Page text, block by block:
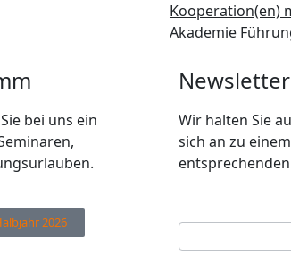
Kooperation(en)
Akademie
bei uns ein
2026
Newsletter
Wir halten Sie
sich an zu
Newsletter
Anmeldung